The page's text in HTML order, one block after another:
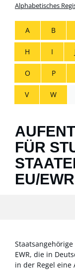
Alphabetisches
A B
H I
O P
V W
FÜR
U/EWR
EWR, die in
in der Regel